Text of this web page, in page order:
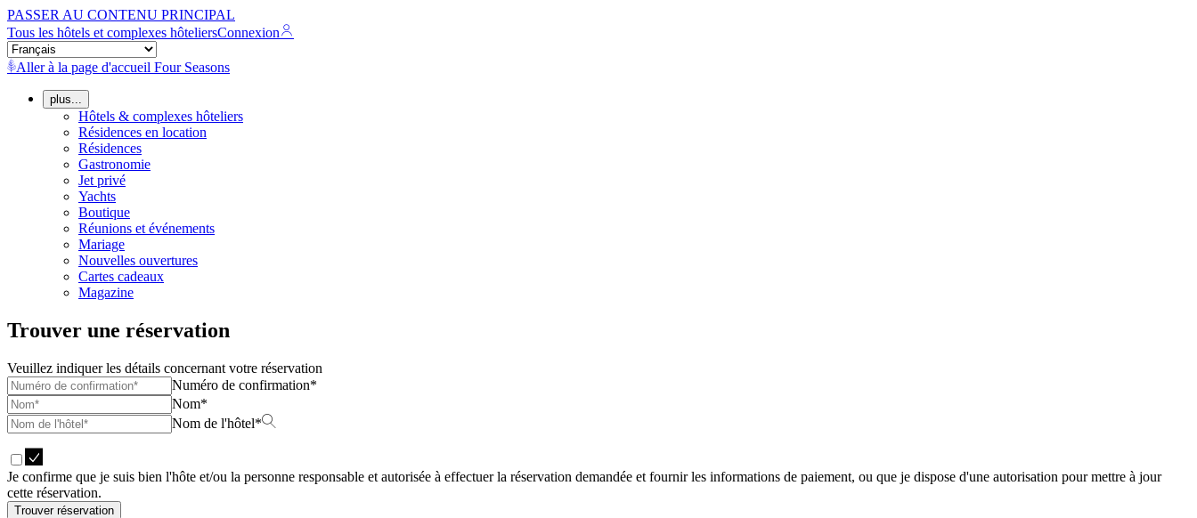
PASSER AU CONTENU PRINCIPAL
Tous les hôtels et complexes hôteliersConnexion
Aller à la page d'accueil Four Seasons
plus...
Hôtels & complexes hôteliers
Résidences en location
Résidences
Gastronomie
Jet privé
Yachts
Boutique
Réunions et événements
Mariage
Nouvelles ouvertures
Cartes cadeaux
Magazine
Trouver une réservation
Veuillez indiquer les détails concernant votre réservation
Numéro de confirmation*
Nom*
Nom de l'hôtel*
Je confirme que je suis bien l'hôte et/ou la personne responsable et autorisée à effectuer la réservation demandée et fournir les informations de paiement, ou que je dispose d'une autorisation pour mettre à jour
cette réservation.
Trouver réservation